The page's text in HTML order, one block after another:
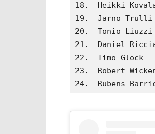
18.  Heikki
19.  Jarno
20.  Tonio
21.  Daniel
22.  Timo Glock
23.  Robert
24.  Rubens